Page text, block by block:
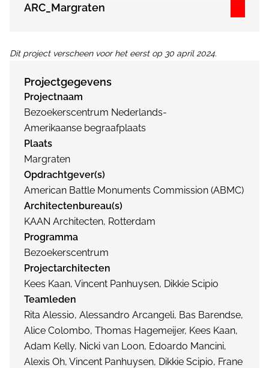
ARC_Margraten
Dit project verscheen voor het eerst op 30 april 2024.
Projectgegevens
Projectnaam
Bezoekerscentrum Nederlands-
Amerikaanse begraafplaats
Plaats
Margraten
Opdrachtgever(s)
American Battle Monuments Commission (ABMC)
Architectenbureau(s)
KAAN Architecten, Rotterdam
Programma
Bezoekerscentrum
Projectarchitecten
Kees Kaan, Vincent Panhuysen, Dikkie Scipio
Teamleden
Rita Alessio, Alessandro Arcangeli, Bas Barendse,
Alice Colombo, Thomas Hagemeijer, Kees Kaan,
Adam Kelly, Nicki van Loon, Edoardo Mancini,
Alexis Oh, Vincent Panhuysen, Dikkie Scipio, Frane